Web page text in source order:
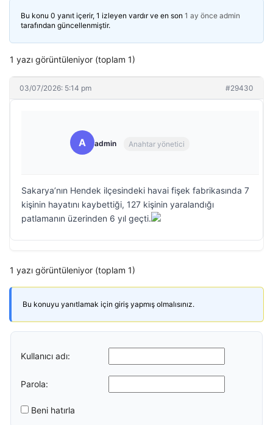
Bu konu 0 yanıt içerir, 1 izleyen vardır ve en son 1 ay önce admin
tarafından güncellenmiştir.
1 yazı görüntüleniyor (toplam 1)
03/07/2026: 5:14 pm #29430
A admin Anahtar yönetici
Sakarya’nın Hendek ilçesindeki havai fişek fabrikasında 7
kişinin hayatını kaybettiği, 127 kişinin yaralandığı
patlamanın üzerinden 6 yıl geçti.
1 yazı görüntüleniyor (toplam 1)
Bu konuyu yanıtlamak için giriş yapmış olmalısınız.
Kullanıcı adı:
Parola:
Beni hatırla